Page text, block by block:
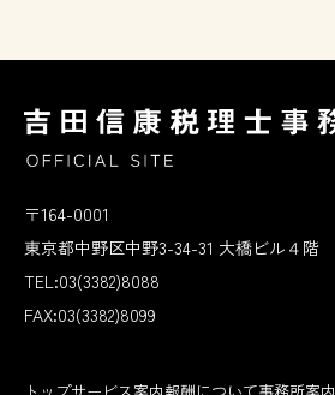
〒164-0001
東京都中野区中野3-34-31 大橋ビル４階
TEL:03(3382)8088
FAX:03(3382)8099